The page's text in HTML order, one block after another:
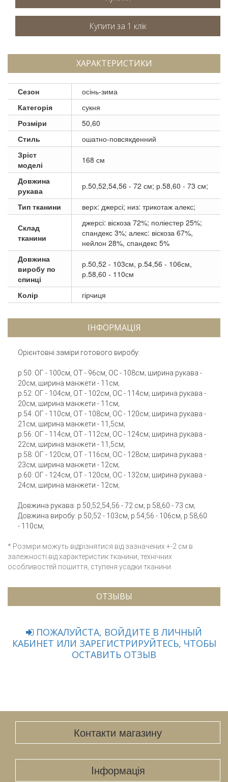
ХАРАКТЕРИСТИКИ
Сезон
осінь-зима
Категорія
сукня
Розміри
50,60
Стиль
ошатно-повсякденний
Зріст
моделі
168 см
Довжина
рукава
р.50,52,54,56 - 72 см; р.58,60 - 73 см;
Тип тканини верх: джерсі; низ: трикотаж алекс;
Склад
тканини
джерсі: віскоза 72%; поліестер 25%;
спандекс 3%; алекс: віскоза 67%,
нейлон 28%, спандекс 5%
Довжина
виробу по
спинці
р.50,52 - 103см, р.54,56 - 106см,
р.58,60 - 110см
Колір гірчиця
ІНФОРМАЦІЯ
Орієнтовні заміри готового виробу:
р.50: ОГ - 100см, ОТ - 96см, ОС - 108см; ширина рукава -
20см; ширина манжети - 11см;
р.52: ОГ - 104см, ОТ - 102см, ОС - 114см; ширина рукава -
20см; ширина манжети - 11см;
р.54: ОГ - 110см, ОТ - 108см, ОС - 120см; ширина рукава -
21см; ширина манжети - 11,5см;
р.56: ОГ - 114см, ОТ - 112см, ОС - 124см; ширина рукава -
22см; ширина манжети - 11,5см;
р.58: ОГ - 120см, ОТ - 116см, ОС - 128см; ширина рукава -
23см; ширина манжети - 12см;
р.60: ОГ - 124см, ОТ - 120см, ОС - 132см; ширина рукава -
24см; ширина манжети - 12см;
Довжина рукава: р.50,52,54,56 - 72 см; р.58,60 - 73 см;
Довжина виробу: р.50,52 - 103см, р.54,56 - 106см, р.58,60
- 110см;
* Розміри можуть відрізнятися від зазначених +-2 см в
залежності від характеристик тканини, технічних
особливостей пошиття, ступеня усадки тканини.
ОТЗЫВЫ
ПОЖАЛУЙСТА, ВОЙДИТЕ В ЛИЧНЫЙ
КАБИНЕТ ИЛИ ЗАРЕГИСТРИРУЙТЕСЬ, ЧТОБЫ
ОСТАВИТЬ ОТЗЫВ
Контакти магазину
Iнформація